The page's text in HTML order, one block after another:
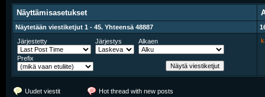
Näyttämisasetukset
Näytetään viestiketjut 1 - 45. Yhteensä 48887
Järjestetty
Järjestys Alkaen
Prefix
Uudet viestit
Hot thread with new posts